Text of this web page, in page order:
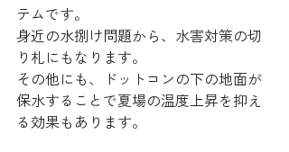
テムです。
身近の水捌け問題から、水害対策の切
り札にもなります。
その他にも、ドットコンの下の地面が
保水することで夏場の温度上昇を抑え
る効果もあります。